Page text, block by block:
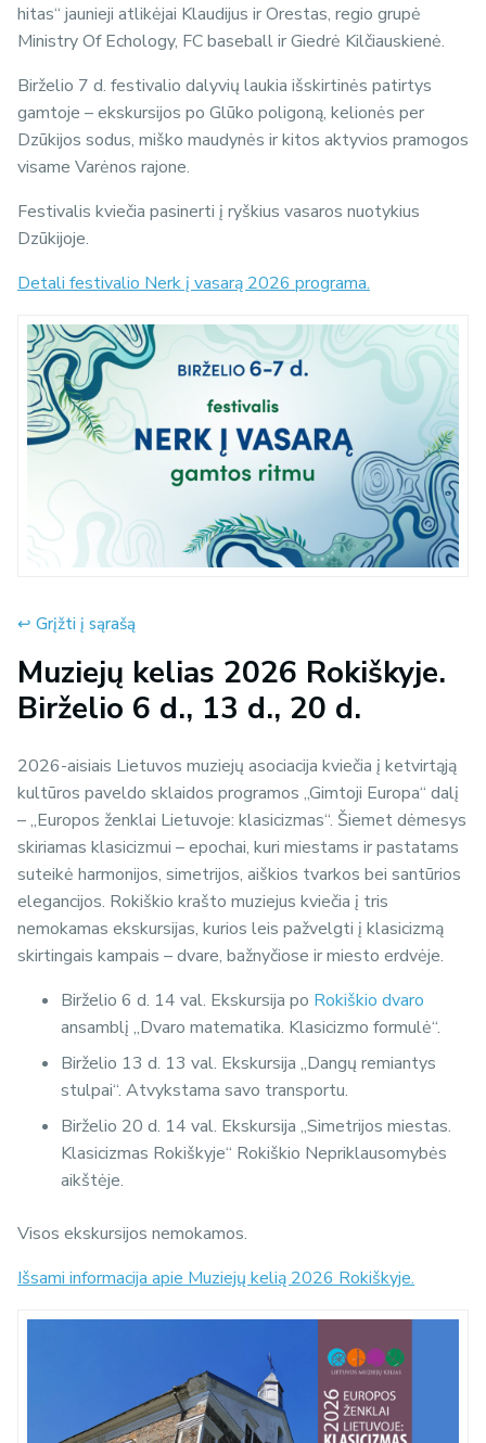
hitas“ jaunieji atlikėjai Klaudijus ir Orestas, regio grupė
Ministry Of Echology, FC baseball ir Giedrė Kilčiauskienė.
Birželio 7 d. festivalio dalyvių laukia išskirtinės patirtys
gamtoje – ekskursijos po Glūko poligoną, kelionės per
Dzūkijos sodus, miško maudynės ir kitos aktyvios pramogos
visame Varėnos rajone.
Festivalis kviečia pasinerti į ryškius vasaros nuotykius
Dzūkijoje.
Detali festivalio Nerk į vasarą 2026 programa.
↩︎ Grįžti į sąrašą
Muziejų kelias 2026 Rokiškyje.
Birželio 6 d., 13 d., 20 d.
2026-aisiais Lietuvos muziejų asociacija kviečia į ketvirtąją
kultūros paveldo sklaidos programos „Gimtoji Europa“ dalį
– „Europos ženklai Lietuvoje: klasicizmas“. Šiemet dėmesys
skiriamas klasicizmui – epochai, kuri miestams ir pastatams
suteikė harmonijos, simetrijos, aiškios tvarkos bei santūrios
elegancijos. Rokiškio krašto muziejus kviečia į tris
nemokamas ekskursijas, kurios leis pažvelgti į klasicizmą
skirtingais kampais – dvare, bažnyčiose ir miesto erdvėje.
Birželio 6 d. 14 val. Ekskursija po Rokiškio dvaro
ansamblį „Dvaro matematika. Klasicizmo formulė“.
Birželio 13 d. 13 val. Ekskursija „Dangų remiantys
stulpai“. Atvykstama savo transportu.
Birželio 20 d. 14 val. Ekskursija „Simetrijos miestas.
Klasicizmas Rokiškyje“ Rokiškio Nepriklausomybės
aikštėje.
Visos ekskursijos nemokamos.
Išsami informacija apie Muziejų kelią 2026 Rokiškyje.